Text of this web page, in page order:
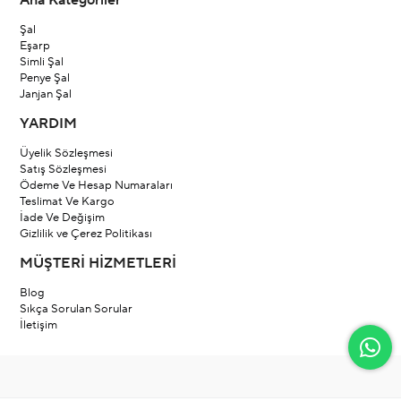
Şal
Eşarp
Simli Şal
Penye Şal
Janjan Şal
YARDIM
Üyelik Sözleşmesi
Satış Sözleşmesi
Ödeme Ve Hesap Numaraları
Teslimat Ve Kargo
İade Ve Değişim
Gizlilik ve Çerez Politikası
MÜŞTERİ HİZMETLERİ
Blog
Sıkça Sorulan Sorular
İletişim